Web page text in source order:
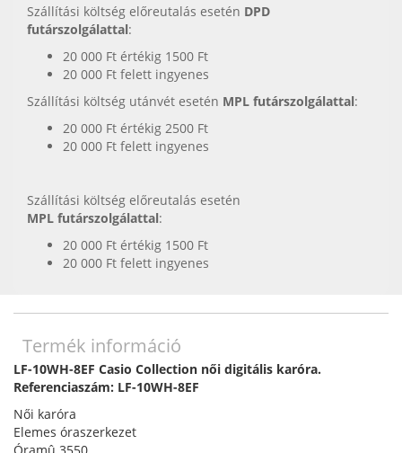
Szállítási költség előreutalás esetén DPD
futárszolgálattal:
20 000 Ft értékig 1500 Ft
20 000 Ft felett ingyenes
Szállítási költség utánvét esetén MPL futárszolgálattal:
20 000 Ft értékig 2500 Ft
20 000 Ft felett ingyenes
Szállítási költség előreutalás esetén
MPL futárszolgálattal:
20 000 Ft értékig 1500 Ft
20 000 Ft felett ingyenes
Termék információ
LF-10WH-8EF Casio Collection női digitális karóra.
Referenciaszám: LF-10WH-8EF
Női karóra
Elemes óraszerkezet